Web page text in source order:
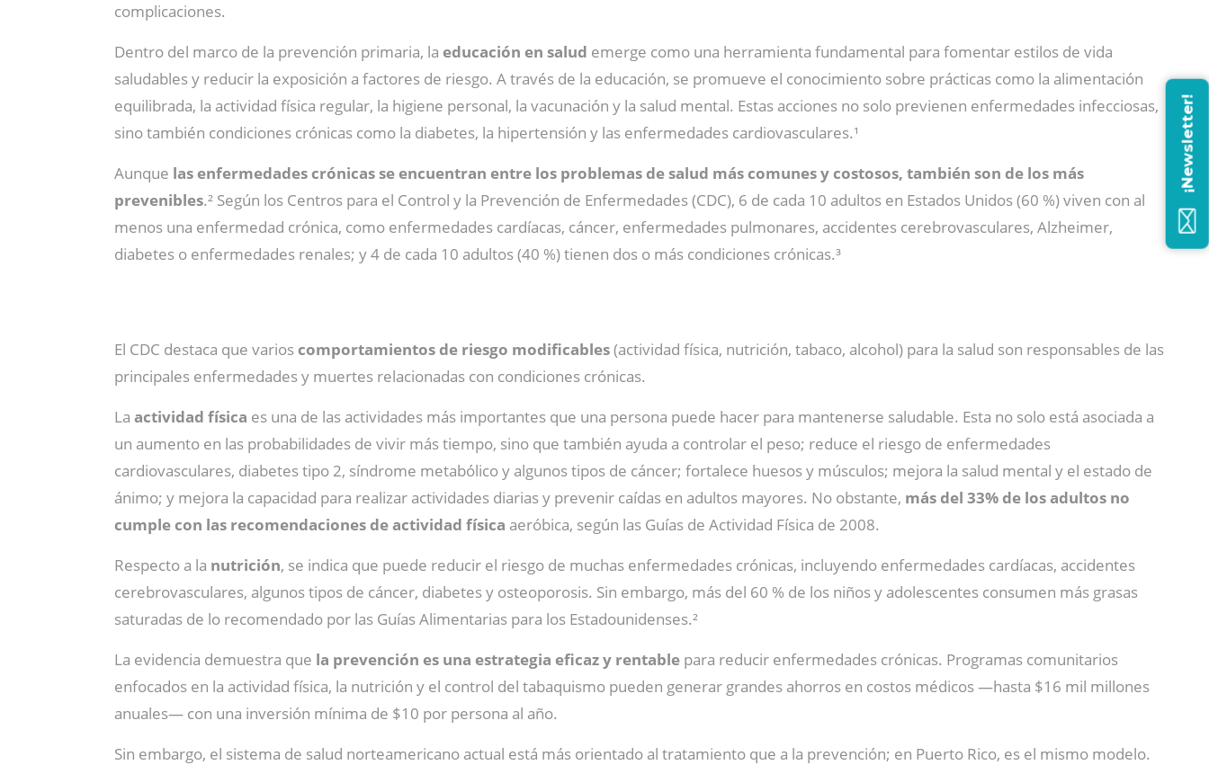
complicaciones.
Dentro del marco de la prevención primaria, la educación en salud emerge como una herramienta fundamental para fomentar estilos de vida
saludables y reducir la exposición a factores de riesgo. A través de la educación, se promueve el conocimiento sobre prácticas como la alimentación
equilibrada, la actividad física regular, la higiene personal, la vacunación y la salud mental. Estas acciones no solo previenen enfermedades infecciosas,
sino también condiciones crónicas como la diabetes, la hipertensión y las enfermedades cardiovasculares.¹
Aunque las enfermedades crónicas se encuentran entre los problemas de salud más comunes y costosos, también son de los más
prevenibles.² Según los Centros para el Control y la Prevención de Enfermedades (CDC), 6 de cada 10 adultos en Estados Unidos (60 %) viven con al
menos una enfermedad crónica, como enfermedades cardíacas, cáncer, enfermedades pulmonares, accidentes cerebrovasculares, Alzheimer,
diabetes o enfermedades renales; y 4 de cada 10 adultos (40 %) tienen dos o más condiciones crónicas.³
El CDC destaca que varioscomportamientos de riesgo modificables(actividad física, nutrición, tabaco, alcohol) para la salud son responsables de las
principales enfermedades y muertes relacionadas con condiciones crónicas.
La actividad física es una de las actividades más importantes que una persona puede hacer para mantenerse saludable. Esta no solo está asociada a
un aumento en las probabilidades de vivir más tiempo, sino que también ayuda a controlar el peso; reduce el riesgo de enfermedades
cardiovasculares, diabetes tipo 2, síndrome metabólico y algunos tipos de cáncer; fortalece huesos y músculos; mejora la salud mental y el estado de
ánimo; y mejora la capacidad para realizar actividades diarias y prevenir caídas en adultos mayores. No obstante, más del 33% de los adultos no
cumple con las recomendaciones de actividad física aeróbica, según las Guías de Actividad Física de 2008.
Respecto a la nutrición, se indica que puede reducir el riesgo de muchas enfermedades crónicas, incluyendo enfermedades cardíacas, accidentes
cerebrovasculares, algunos tipos de cáncer, diabetes y osteoporosis. Sin embargo, más del 60 % de los niños y adolescentes consumen más grasas
saturadas de lo recomendado por las Guías Alimentarias para los Estadounidenses.²
La evidencia demuestra que la prevención es una estrategia eficaz y rentable para reducir enfermedades crónicas. Programas comunitarios
enfocados en la actividad física, la nutrición y el control del tabaquismo pueden generar grandes ahorros en costos médicos —hasta $16 mil millones
anuales— con una inversión mínima de $10 por persona al año.
Sin embargo, el sistema de salud norteamericano actual está más orientado al tratamiento que a la prevención; en Puerto Rico, es el mismo modelo.
¡Newsletter!